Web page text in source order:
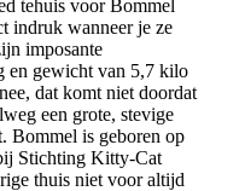
tehuis voor Bommel
indruk wanneer je ze
imposante
en gewicht van 5,7 kilo
dat komt niet doordat
een grote, stevige
Bommel is geboren op
Stichting Kitty-Cat
thuis niet voor altijd